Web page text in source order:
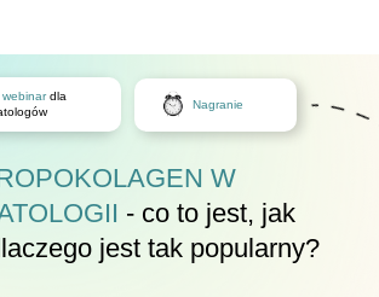
dla
W
- co to jest, jak
jest tak popularny?
Nagranie